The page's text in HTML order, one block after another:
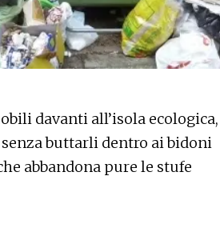
davanti all’isola ecologica,
buttarli dentro ai bidoni
abbandona pure le stufe